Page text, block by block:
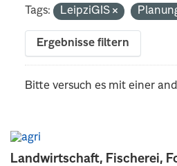
Landwirtschaft, Fischerei,
Tags:
LeipziGIS
Ergebnisse filtern
Bitte versuch es mit einer